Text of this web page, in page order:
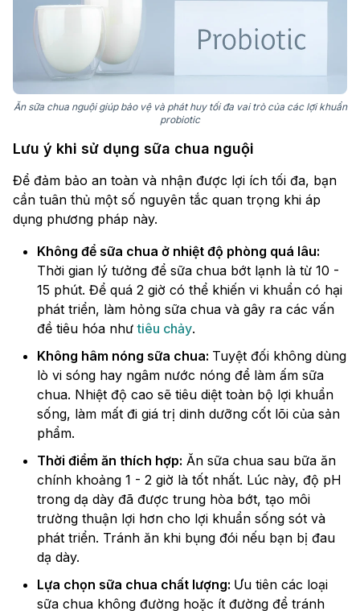
Ăn sữa chua nguội giúp bảo vệ và phát huy tối đa vai trò của các lợi khuẩn
probiotic
Lưu ý khi sử dụng sữa chua nguội
Để đảm bảo an toàn và nhận được lợi ích tối đa, bạn
cần tuân thủ một số nguyên tắc quan trọng khi áp
dụng phương pháp này.
Không để sữa chua ở nhiệt độ phòng quá lâu:
Thời gian lý tưởng để sữa chua bớt lạnh là từ 10 -
15 phút. Để quá 2 giờ có thể khiến vi khuẩn có hại
phát triển, làm hỏng sữa chua và gây ra các vấn
đề tiêu hóa nhưtiêu chảy.
Không hâm nóng sữa chua: Tuyệt đối không dùng
lò vi sóng hay ngâm nước nóng để làm ấm sữa
chua. Nhiệt độ cao sẽ tiêu diệt toàn bộ lợi khuẩn
sống, làm mất đi giá trị dinh dưỡng cốt lõi của sản
phẩm.
Thời điểm ăn thích hợp: Ăn sữa chua sau bữa ăn
chính khoảng 1 - 2 giờ là tốt nhất. Lúc này, độ pH
trong dạ dày đã được trung hòa bớt, tạo môi
trường thuận lợi hơn cho lợi khuẩn sống sót và
phát triển. Tránh ăn khi bụng đói nếu bạn bị đau
dạ dày.
Lựa chọn sữa chua chất lượng: Ưu tiên các loại
sữa chua không đường hoặc ít đường để tránh